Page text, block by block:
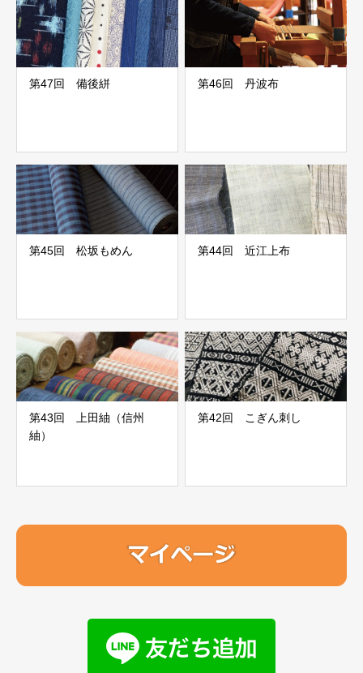
第47回 備後絣 第46回 丹波布
第45回 松坂もめん 第44回 近江上布
第43回 上田紬（信州
紬）
第42回 こぎん刺し